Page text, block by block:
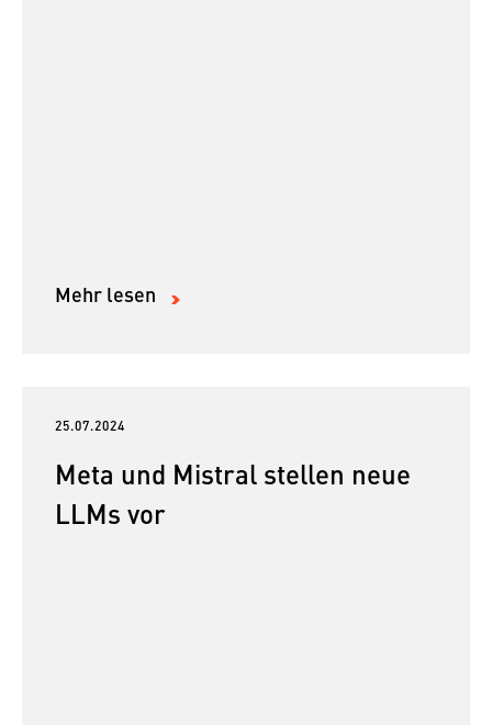
Mehr lesen
25.07.2024
Meta und Mistral stellen neue
LLMs vor